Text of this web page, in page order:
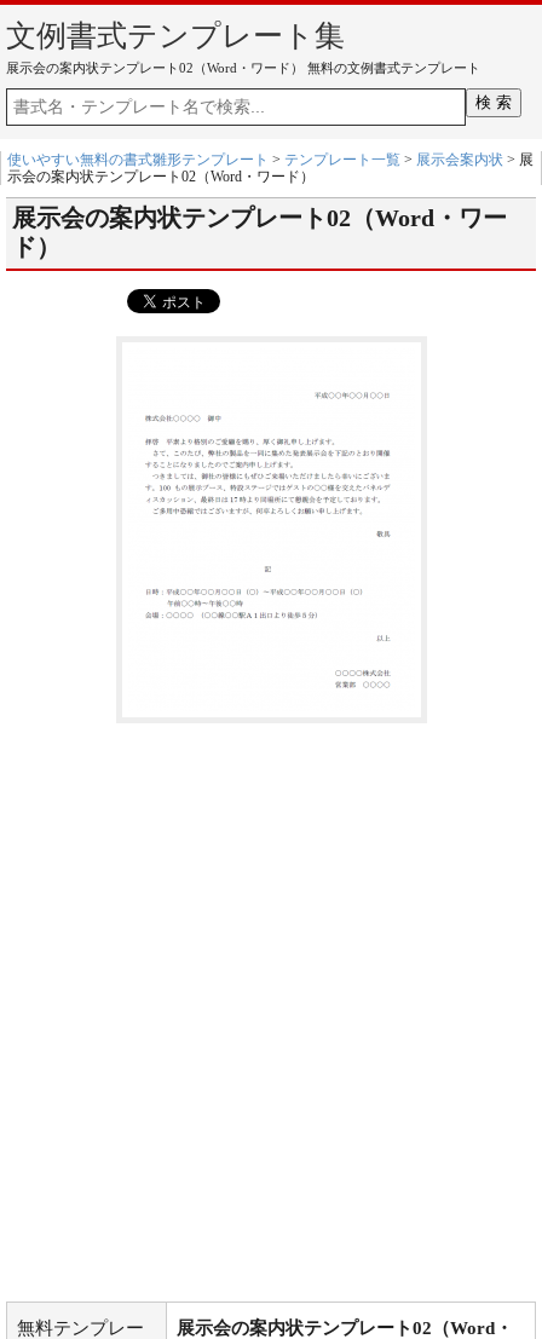
文例書式テンプレート集
展示会の案内状テンプレート02（Word・ワード） 無料の文例書式テンプレート
使いやすい無料の書式雛形テンプレート > テンプレート一覧 > 展示会案内状 > 展
示会の案内状テンプレート02（Word・ワード）
展示会の案内状テンプレート02（Word・ワー
ド）
無料テンプレー
展示会の案内状テンプレート02（Word・